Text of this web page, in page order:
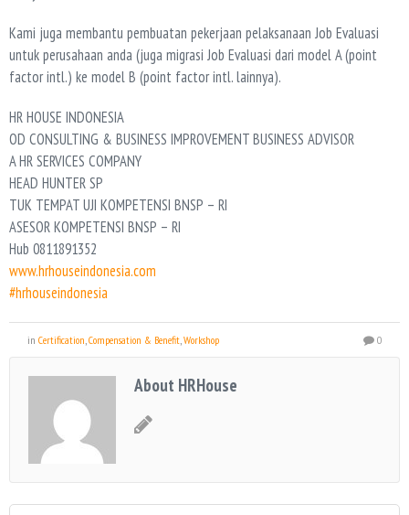
Kami juga membantu pembuatan pekerjaan pelaksanaan Job Evaluasi
untuk perusahaan anda (juga migrasi Job Evaluasi dari model A (point
factor intl.) ke model B (point factor intl. lainnya).
HR HOUSE INDONESIA
OD CONSULTING & BUSINESS IMPROVEMENT BUSINESS ADVISOR
A HR SERVICES COMPANY
HEAD HUNTER SP
TUK TEMPAT UJI KOMPETENSI BNSP – RI
ASESOR KOMPETENSI BNSP – RI
Hub 0811891352
www.hrhouseindonesia.com
#hrhouseindonesia
in Certification,Compensation & Benefit,Workshop 0
About HRHouse